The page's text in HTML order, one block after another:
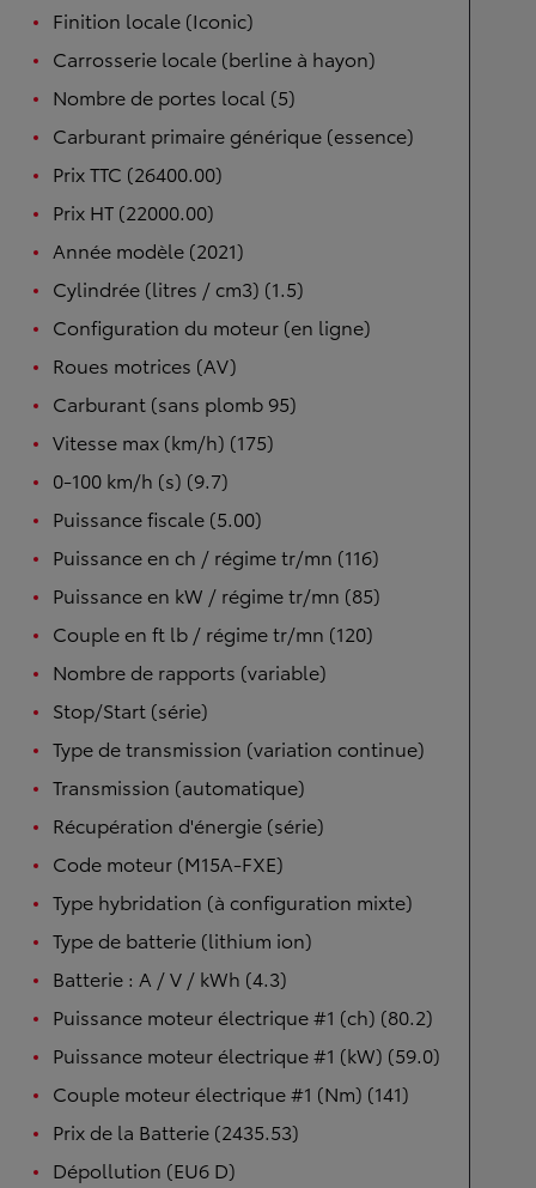
Finition locale (Iconic)
Carrosserie locale (berline à hayon)
Nombre de portes local (5)
Carburant primaire générique (essence)
Prix TTC (26400.00)
Prix HT (22000.00)
Année modèle (2021)
Cylindrée (litres / cm3) (1.5)
Configuration du moteur (en ligne)
Roues motrices (AV)
Carburant (sans plomb 95)
Vitesse max (km/h) (175)
0-100 km/h (s) (9.7)
Puissance fiscale (5.00)
Puissance en ch / régime tr/mn (116)
Puissance en kW / régime tr/mn (85)
Couple en ft lb / régime tr/mn (120)
Nombre de rapports (variable)
Stop/Start (série)
Type de transmission (variation continue)
Transmission (automatique)
Récupération d'énergie (série)
Code moteur (M15A-FXE)
Type hybridation (à configuration mixte)
Type de batterie (lithium ion)
Batterie : A / V / kWh (4.3)
Puissance moteur électrique #1 (ch) (80.2)
Puissance moteur électrique #1 (kW) (59.0)
Couple moteur électrique #1 (Nm) (141)
Prix de la Batterie (2435.53)
Dépollution (EU6 D)